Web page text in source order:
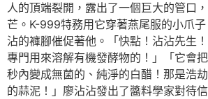
人的頂端裂開，露出了一個巨大的管口
芒。K-999特務用它穿著燕尾服的小爪
沾的褲腳催促著他。「快點！沾沾先生
專門用來溶解有機發酵物的！」「它會
秒內變成無菌的、純淨的白醋！那是浩
的蒜泥！」廖沾沾發出了醬料學家對待